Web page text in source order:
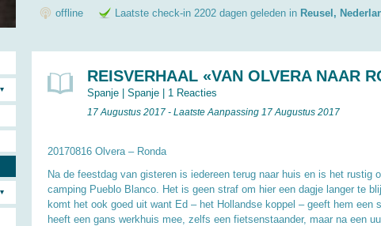
offline Laatste check-in 2202 dagen geleden in Reusel,
REISVERHAAL «VAN OLVERA NAAR
Spanje Spanje 1 Reacties
17 Augustus 2017 - Laatste Aanpassing 17 Augustus 2017
20170816 Olvera – Ronda
Na de feestdag van gisteren is iedereen terug naar huis en is het rustig
camping Pueblo Blanco. Het is geen straf om hier een dagje langer te
komt het ook goed uit want Ed – het Hollandse koppel – geeft hem een
heeft een gans werkhuis mee, zelfs een fietsenstaander, maar na een